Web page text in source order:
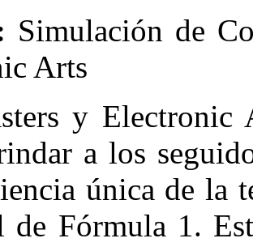
Simulación
Arts
y
a los
única de la
de Fórmula 1.